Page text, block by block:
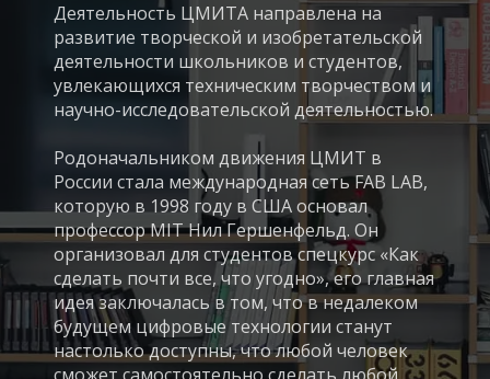
Деятельность ЦМИТА направлена на
развитие творческой и изобретательской
деятельности школьников и студентов,
увлекающихся техническим творчеством и
научно-исследовательской деятельностью.
Родоначальником движения ЦМИТ в
России стала международная сеть FAB LAB,
которую в 1998 году в США основал
профессор MIT Нил Гершенфельд. Он
организовал для студентов спецкурс «Как
сделать почти все, что угодно», его главная
идея заключалась в том, что в недалеком
будущем цифровые технологии станут
настолько доступны, что любой человек